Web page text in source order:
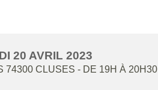
20 AVRIL 2023
74300 CLUSES - DE 19H À 20H30